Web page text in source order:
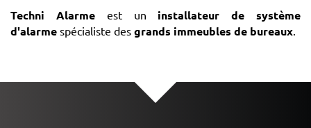
Techni Alarmeest un installateur de système
d'alarme spécialiste des grands immeubles de bureaux